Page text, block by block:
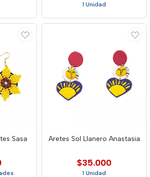
1 Unidad
Sasa Aretes Sol Llanero Anastasia
$35.000
1 Unidad